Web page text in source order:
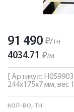
91 490 ₽/тн
4034.71 ₽/м
[ Артикул:
244х175х7 мм, вес
кол-во, тн